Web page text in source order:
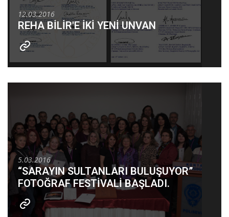
12.03.2016
REHA BİLİR'E İKİ YENİ UNVAN
5.03.2016
“SARAYIN SULTANLARI BULUŞUYOR”
FOTOĞRAF FESTİVALİ BAŞLADI.